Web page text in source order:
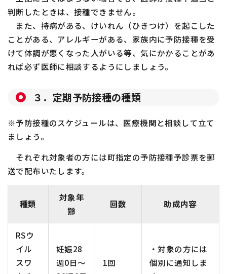
判断したときは、接種できません。
また、持病がある、けいれん（ひきつけ）を起こした
ことがある、アレルギーがある、家族内に予防接種を受
けて体調が悪くなった人がいる等、気にかかることがあ
れば必ず医師に相談するようにしましょう。
３．定期予防接種の種類
※予防接種のスケジュールは、医療機関と相談して立て
ましょう。
それぞれ対象者の方には町指定の予防接種予診票を郵
送で配布いたします。
種類
対象年
齢
回数 助成内容
RSウ
イル
スワ
妊娠28
週0日～
1回
・対象の方には
個別に通知しま